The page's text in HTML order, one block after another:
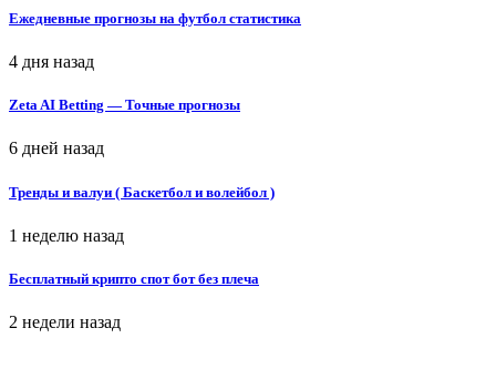
Ежедневные прогнозы на футбол статистика
4 дня назад
Zeta AI Betting — Точные прогнозы
6 дней назад
Тренды и валуи ( Баскетбол и волейбол )
1 неделю назад
Бесплатный крипто спот бот без плеча
2 недели назад